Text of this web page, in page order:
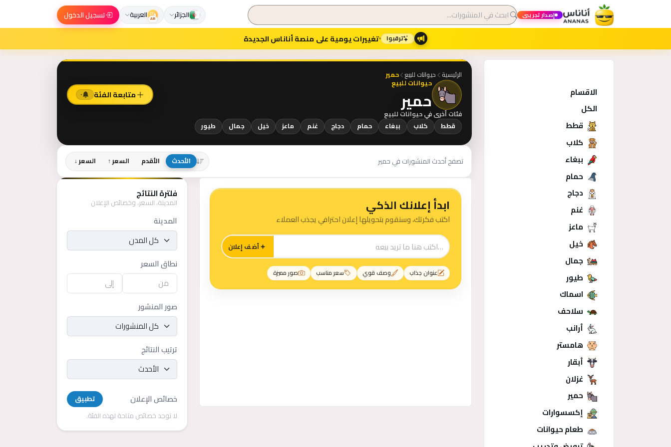
إصدار تجريبي الجزائر AR العربية تسجيل الدخول
ترقبوا تغييرات يومية على منصة أناناس الجديدة
الاقسام
الكل
قطط
كلاب
ببغاء
حمام
دجاج
غنم
ماعز
خيل
جمال
طيور
اسماك
سلاحف
أرانب
هامستر
أبقار
غزلان
حمير
إكسسوارات
طعام حيوانات
الرئيسية حيوانات للبيع حمير
حيوانات للبيع
حمير متابعة الفئة
٠
فئات أخرى فيحيوانات للبيع
قطط
كلاب ببغاء حمام دجاج غنم ماعز خيل جمال طيور
تصفح أحدث المنشورات في حمير الأحدث الأقدم السعر ↑ السعر ↓
ابدأ إعلانك الذكي
اكتب فكرتك، وسنقوم بتحويلها إعلان احترافي يجذب العملاء
أضف إعلان
عنوان جذاب وصف قوي سعر مناسب صور مميزة
فلترة النتائج
المدينة، السعر، وخصائص الإعلان
المدينة
نطاق السعر
صور المنشور
ترتيب النتائج
خصائص الإعلان
تطبيق
لا توجد خصائص متاحة لهذه الفئة.